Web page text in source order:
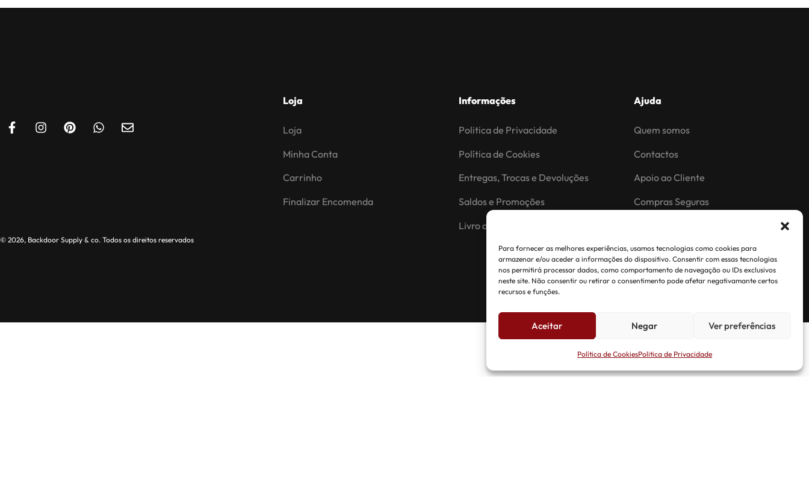
Para fornecer as melhores experiências, usamos tecnologias como cookies para
armazenar e/ou aceder a informações do dispositivo. Consentir com essas tecnologias
nos permitirá processar dados, como comportamento de navegação ou IDs exclusivos
neste site. Não consentir ou retirar o consentimento pode afetar negativamante certos
recursos e funções.
Aceitar Negar Ver preferências
Política de CookiesPolitica de Privacidade
Loja
Loja
Minha Conta
Carrinho
Finalizar Encomenda
Informações
Politica de Privacidade
Política de Cookies
Entregas, Trocas e Devoluções
Saldos e Promoções
Livro de reclamações.
Ajuda
Quem somos
Contactos
Apoio ao Cliente
Compras Seguras
© 2026, Backdoor Supply & co. Todos os direitos reservados